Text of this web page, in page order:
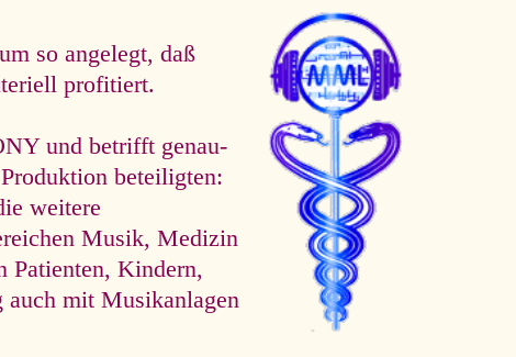
so angelegt, daß
profitiert.
und betrifft ge­nau­
beteiligten:
weitere
Musik, Medizin
Patienten, Kindern,
auch mit Musikanlagen